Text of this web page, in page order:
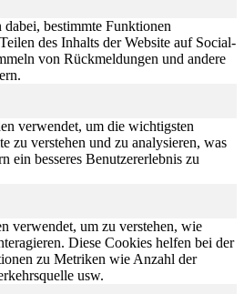
bestimmte Funktionen
des Inhalts der Website auf Social-
von Rückmeldungen und andere
verwendet, um die wichtigsten
zu verstehen und zu analysieren, was
ein besseres Benutzererlebnis zu
verwendet, um zu verstehen, wie
Diese Cookies helfen bei der
zu Metriken wie Anzahl der
usw.